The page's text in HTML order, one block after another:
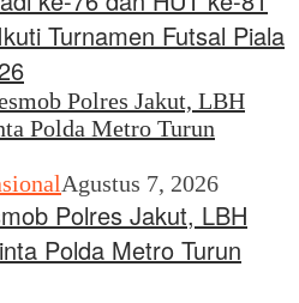
Turnamen Futsal Piala
Agustus 7, 2026
Polres Jakut, LBH
Polda Metro Turun